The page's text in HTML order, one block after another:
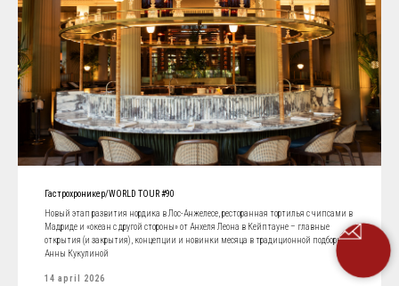
Гастрохроникер/WORLD TOUR #90
Новый этап развития нордика в Лос-Анжелесе, ресторанная тортилья с чипсами в
Мадриде и «океан с другой стороны» от Анхеля Леона в Кейптауне – главные
открытия (и закрытия), концепции и новинки месяца в традиционной подборке
Анны Кукулиной
14 april 2026